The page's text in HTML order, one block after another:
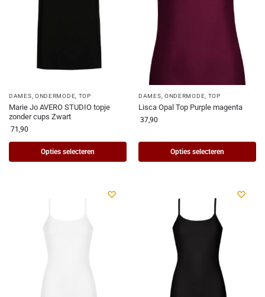
DAMES ONDERMODE TOP
Marie Jo AVERO STUDIO topje
zonder cups Zwart
71,90
Opties selecteren
DAMES ONDERMODE TOP
Lisca Opal Top Purple magenta
37,90
Opties selecteren